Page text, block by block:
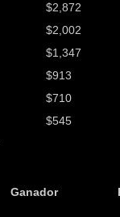
$2,872
$2,002
$1,347
$913
$710
$545
Ganador